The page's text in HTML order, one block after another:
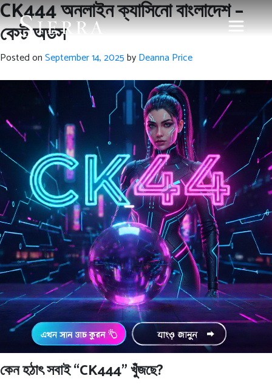
CK444 অনলাইন ক্যাসিনো বাংলাদেশ –
বেস্ট অডস
Posted onSeptember 14, 2025byDeanna Price
কেন হঠাৎ সবাই “CK444” খুঁজছে?